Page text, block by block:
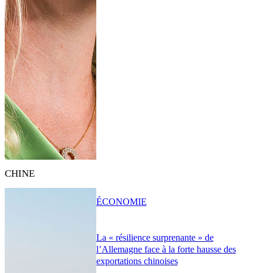
CHINE
La « résilience surprenante » de
l’Allemagne face à la forte hausse des
exportations chinoises
ÉCONOMIE